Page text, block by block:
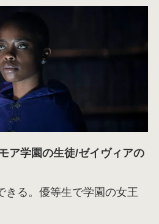
ア学園の生徒/ゼイヴィアの
きる。優等生で学園の女王